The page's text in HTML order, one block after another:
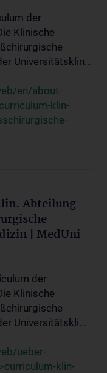
der
Klinische
Universitätsklin...
en/about-
klin-
Abteilung
| MedUni
der
Klinische
Universitätskli...
ueber-
klin-